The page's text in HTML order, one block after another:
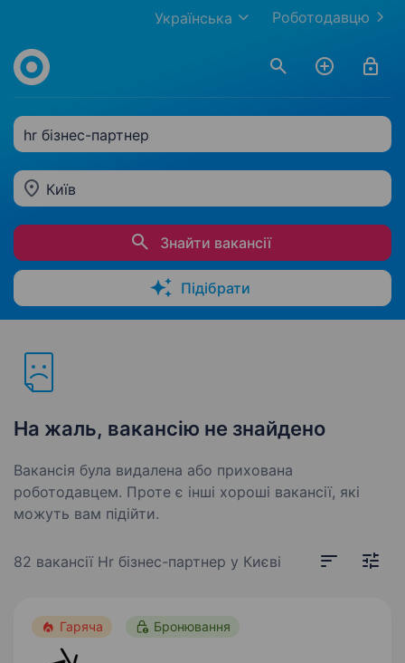
Роботодавцю
Українська
hr бізнес-партнер
Київ
Знайти вакансії
Підібрати
На жаль, вакансію не знайдено
Вакансія була видалена або прихована
роботодавцем. Проте є інші хороші вакансії, які
можуть вам підійти.
82 вакансії Hr бізнес-партнер у Києві
Гаряча Бронювання